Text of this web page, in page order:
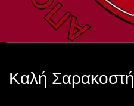
Καλή Σαρακοστή